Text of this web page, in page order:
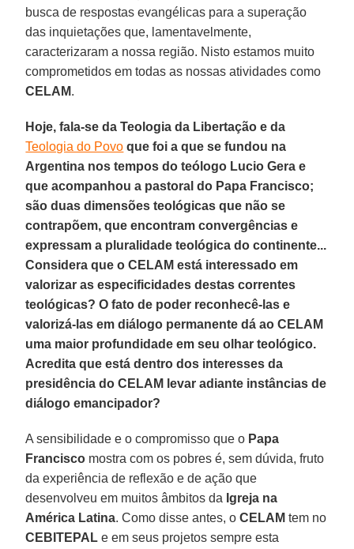
busca de respostas evangélicas para a superação
das inquietações que, lamentavelmente,
caracterizaram a nossa região. Nisto estamos muito
comprometidos em todas as nossas atividades como
CELAM.
Hoje, fala-se da Teologia da Libertação e da
Teologia do Povo que foi a que se fundou na
Argentina nos tempos do teólogo Lucio Gera e
que acompanhou a pastoral do Papa Francisco;
são duas dimensões teológicas que não se
contrapõem, que encontram convergências e
expressam a pluralidade teológica do continente...
Considera que o CELAM está interessado em
valorizar as especificidades destas correntes
teológicas? O fato de poder reconhecê-las e
valorizá-las em diálogo permanente dá ao CELAM
uma maior profundidade em seu olhar teológico.
Acredita que está dentro dos interesses da
presidência do CELAM levar adiante instâncias de
diálogo emancipador?
A sensibilidade e o compromisso que o Papa
Francisco mostra com os pobres é, sem dúvida, fruto
da experiência de reflexão e de ação que
desenvolveu em muitos âmbitos da Igreja na
América Latina. Como disse antes, oCELAM tem no
CEBITEPAL e em seus projetos sempre esta